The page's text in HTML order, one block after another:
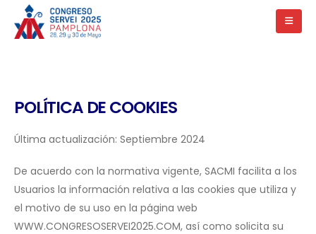
POLÍTICA DE COOKIES
Última actualización: Septiembre 2024
De acuerdo con la normativa vigente, SACMI facilita a los
Usuarios la información relativa a las cookies que utiliza y
el motivo de su uso en la página web
WWW.CONGRESOSERVEI2025.COM, así como solicita su